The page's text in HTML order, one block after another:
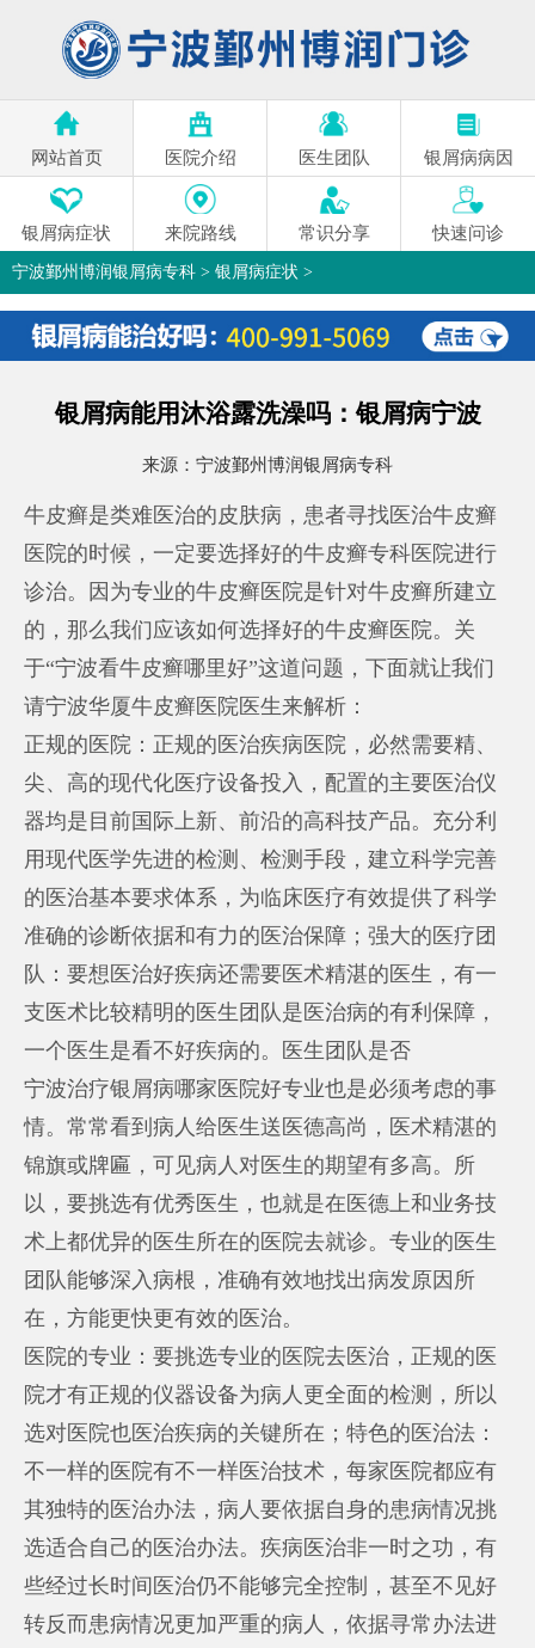
网站首页 医院介绍 医生团队 银屑病病因
银屑病症状 来院路线 常识分享 快速问诊
宁波鄞州博润银屑病专科 > 银屑病症状 >
银屑病能用沐浴露洗澡吗：银屑病宁波
来源： 宁波鄞州博润银屑病专科
牛皮癣是类难医治的皮肤病，患者寻找医治牛皮癣
医院的时候，一定要选择好的牛皮癣专科医院进行
诊治。因为专业的牛皮癣医院是针对牛皮癣所建立
的，那么我们应该如何选择好的牛皮癣医院。关
于“宁波看牛皮癣哪里好”这道问题，下面就让我们
请宁波华厦牛皮癣医院医生来解析：
正规的医院：正规的医治疾病医院，必然需要精、
尖、高的现代化医疗设备投入，配置的主要医治仪
器均是目前国际上新、前沿的高科技产品。充分利
用现代医学先进的检测、检测手段，建立科学完善
的医治基本要求体系，为临床医疗有效提供了科学
准确的诊断依据和有力的医治保障；强大的医疗团
队：要想医治好疾病还需要医术精湛的医生，有一
支医术比较精明的医生团队是医治病的有利保障，
一个医生是看不好疾病的。医生团队是否
宁波治疗银屑病哪家医院好专业也是必须考虑的事
情。常常看到病人给医生送医德高尚，医术精湛的
锦旗或牌匾，可见病人对医生的期望有多高。所
以，要挑选有优秀医生，也就是在医德上和业务技
术上都优异的医生所在的医院去就诊。专业的医生
团队能够深入病根，准确有效地找出病发原因所
在，方能更快更有效的医治。
医院的专业：要挑选专业的医院去医治，正规的医
院才有正规的仪器设备为病人更全面的检测，所以
选对医院也医治疾病的关键所在；特色的医治法：
不一样的医院有不一样医治技术，每家医院都应有
其独特的医治办法，病人要依据自身的患病情况挑
选适合自己的医治办法。疾病医治非一时之功，有
些经过长时间医治仍不能够完全控制，甚至不见好
转反而患病情况更加严重的病人，依据寻常办法进